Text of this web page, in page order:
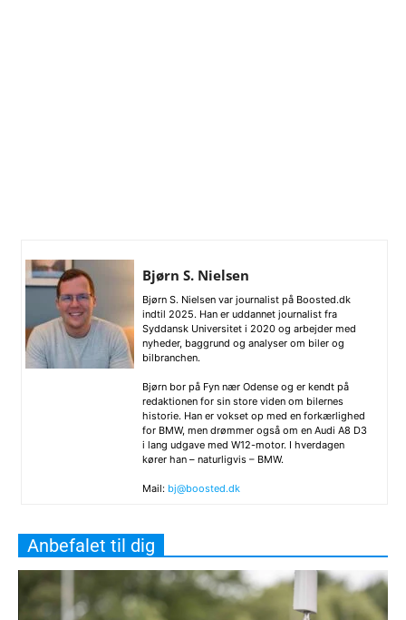
Bjørn S. Nielsen
Bjørn S. Nielsen var journalist på Boosted.dk
indtil 2025. Han er uddannet journalist fra
Syddansk Universitet i 2020 og arbejder med
nyheder, baggrund og analyser om biler og
bilbranchen.
Bjørn bor på Fyn nær Odense og er kendt på
redaktionen for sin store viden om bilernes
historie. Han er vokset op med en forkærlighed
for BMW, men drømmer også om en Audi A8 D3
i lang udgave med W12-motor. I hverdagen
kører han – naturligvis – BMW.
Mail: bj@boosted.dk